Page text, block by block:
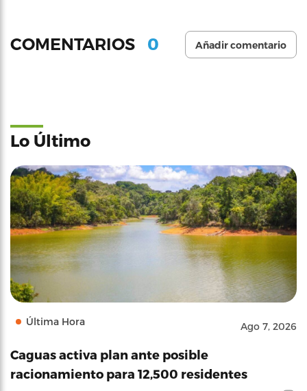
COMENTARIOS 0 Añadir comentario
Lo Último
Última Hora Ago 7, 2026
Caguas activa plan ante posible
racionamiento para 12,500 residentes